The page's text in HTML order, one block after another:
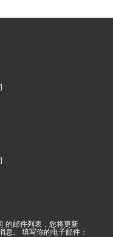
的邮件列表，您将更新
息。 填写你的电子邮件：